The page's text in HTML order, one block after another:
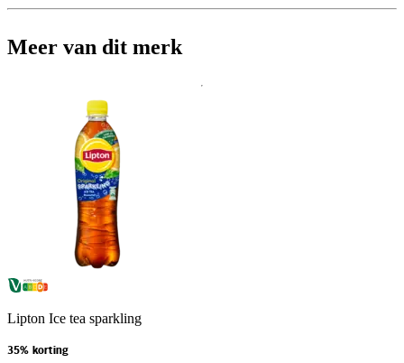
Meer van dit merk
Lipton Ice tea sparkling
35% korting